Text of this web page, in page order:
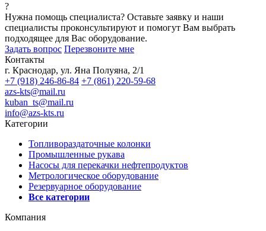
?
Нужна помощь специалиста? Оставьте заявку и наши
специалисты проконсультируют и помогут Вам выбрать
подходящее для Вас оборудование.
Задать вопрос Перезвоните мне
Контакты
г. Краснодар, ул. Яна Полуяна, 2/1
+7 (918) 246-86-84 +7 (861) 220-59-68
azs-kts@mail.ru
kuban_ts@mail.ru
info@azs-kts.ru
Категории
Топливораздаточные колонки
Промышленные рукава
Насосы для перекачки нефтепродуктов
Метрологическое оборудование
Резервуарное оборудование
Все категории
Компания